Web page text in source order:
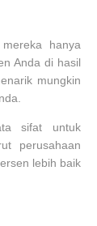
hanya
Anda di hasil
mungkin
sifat untuk
perusahaan
lebih baik